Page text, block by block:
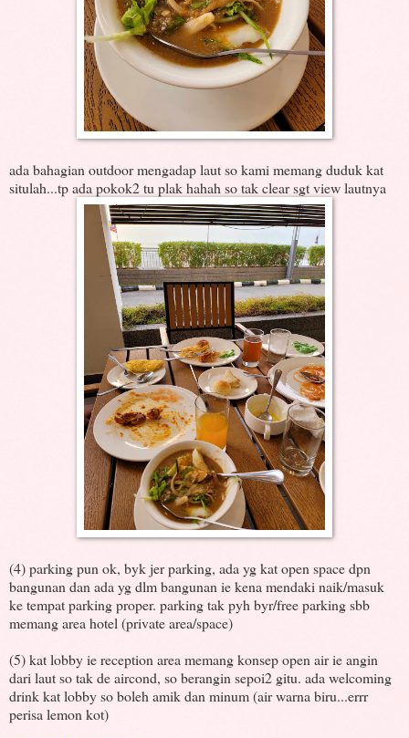
ada bahagian outdoor mengadap laut so kami memang duduk kat
situlah...tp ada pokok2 tu plak hahah so tak clear sgt view lautnya
(4) parking pun ok, byk jer parking, ada yg kat open space dpn
bangunan dan ada yg dlm bangunan ie kena mendaki naik/masuk
ke tempat parking proper. parking tak pyh byr/free parking sbb
memang area hotel (private area/space)
(5) kat lobby ie reception area memang konsep open air ie angin
dari laut so tak de aircond, so berangin sepoi2 gitu. ada welcoming
drink kat lobby so boleh amik dan minum (air warna biru...errr
perisa lemon kot)